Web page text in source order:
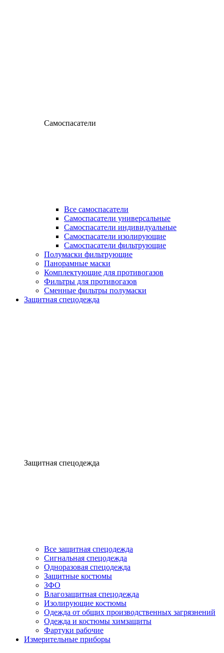
Самоспасатели
Все самоспасатели
Самоспасатели универсальные
Самоспасатели индивидуальные
Самоспасатели изолирующие
Самоспасатели фильтрующие
Полумаски фильтрующие
Панорамные маски
Комплектующие для противогазов
Фильтры для противогазов
Сменные фильтры полумаски
Защитная спецодежда
Защитная спецодежда
Все защитная спецодежда
Сигнальная спецодежда
Одноразовая спецодежда
Защитные костюмы
ЗФО
Влагозащитная спецодежда
Изолирующие костюмы
Одежда от общих производственных загрязнений
Одежда и костюмы химзащиты
Фартуки рабочие
Измерительные приборы